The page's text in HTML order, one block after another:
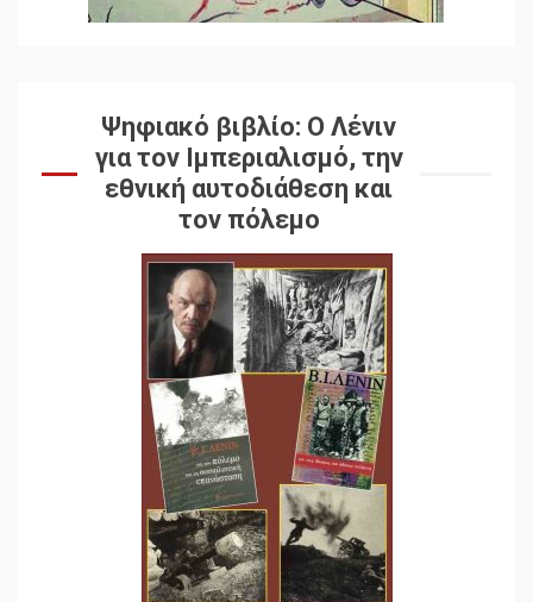
Ψηφιακό βιβλίο: Ο Λένιν
για τον Ιμπεριαλισμό, την
εθνική αυτοδιάθεση και
τον πόλεμο